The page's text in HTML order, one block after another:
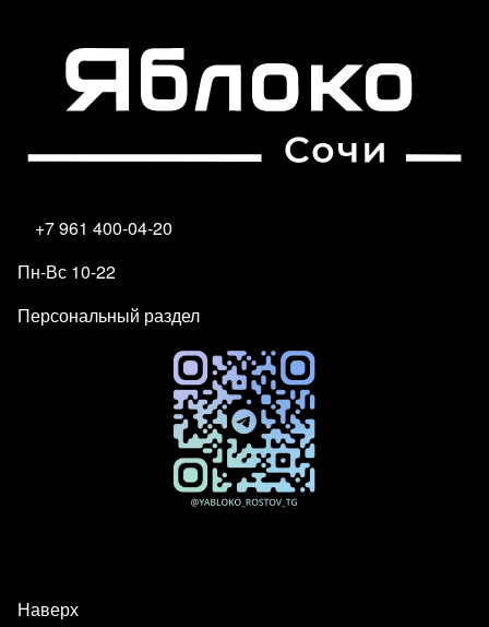
+7 961 400-04-20
Пн-Вс 10-22
Персональный раздел
Наверх